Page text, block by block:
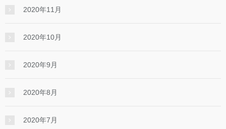
2020年11月
2020年10月
2020年9月
2020年8月
2020年7月